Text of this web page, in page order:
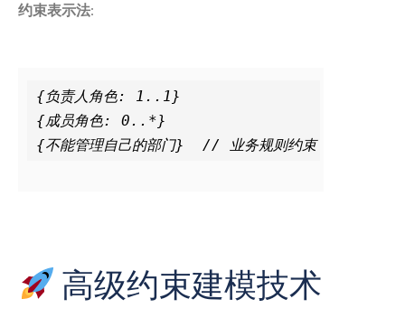
约束表示法:
{负责人角色: 1..1}
{成员角色: 0..*}
高级约束建模技术